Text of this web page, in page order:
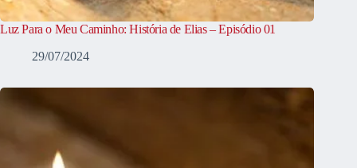
Luz Para o Meu Caminho: História de Elias – Episódio 01
29/07/2024